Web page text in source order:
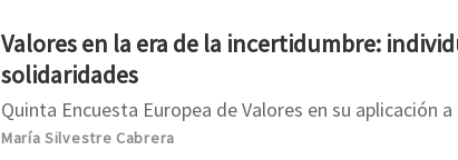
Valores en la era de la incertidumbre:
solidaridades
Quinta Encuesta Europea de Valores en su aplicación a
María Silvestre Cabrera